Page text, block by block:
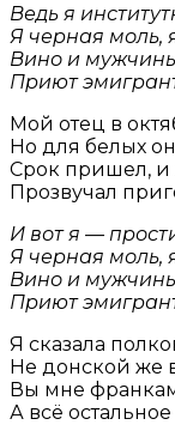
Ведь я
Я черная моль,
Вино и
Приют
Мой отец в
Но для белых
Срок пришел, и
Прозвучал
И вот я —
Я черная моль,
Вино и
Приют
Я сказала
Не донской же
Вы мне
А всё